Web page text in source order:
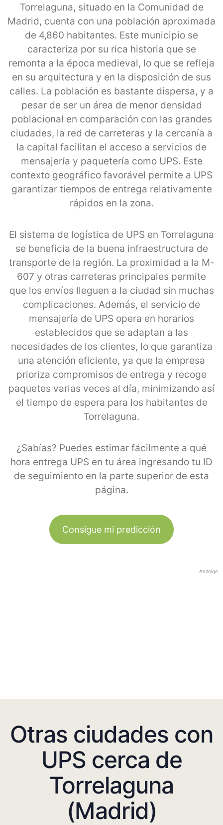
Torrelaguna, situado en la Comunidad de
Madrid, cuenta con una población aproximada
de 4,860 habitantes. Este municipio se
caracteriza por su rica historia que se
remonta a la época medieval, lo que se refleja
en su arquitectura y en la disposición de sus
calles. La población es bastante dispersa, y a
pesar de ser un área de menor densidad
poblacional en comparación con las grandes
ciudades, la red de carreteras y la cercanía a
la capital facilitan el acceso a servicios de
mensajería y paquetería como UPS. Este
contexto geográfico favorável permite a UPS
garantizar tiempos de entrega relativamente
rápidos en la zona.
El sistema de logística de UPS en Torrelaguna
se beneficia de la buena infraestructura de
transporte de la región. La proximidad a la M-
607 y otras carreteras principales permite
que los envíos lleguen a la ciudad sin muchas
complicaciones. Además, el servicio de
mensajería de UPS opera en horarios
establecidos que se adaptan a las
necesidades de los clientes, lo que garantiza
una atención eficiente, ya que la empresa
prioriza compromisos de entrega y recoge
paquetes varias veces al día, minimizando así
el tiempo de espera para los habitantes de
Torrelaguna.
¿Sabías? Puedes estimar fácilmente a qué
hora entrega UPS en tu área ingresando tu ID
de seguimiento en la parte superior de esta
página.
Consigue mi predicción
Anzeige
Otras ciudades con
UPS cerca de
Torrelaguna
(Madrid)